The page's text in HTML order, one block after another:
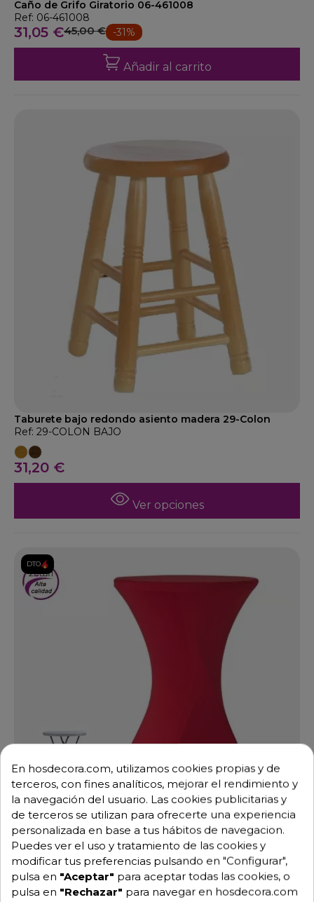
Caño de Grifo Giratorio 06-461008
Ref: 06-461008
31,05 €45,00 € -31%
Añadir al carrito
Taburete bajo redondo asiento madera 29-Colon
Ref: 29-COLON BAJO
31,20 €
Ver opciones
DTO.
Mantel de mesa coctel ajustable - Strech80
Ref: 21-COCKTAIL80 STRECH+
+3
En hosdecora.com, utilizamos cookies propias y de
terceros, con fines analíticos, mejorar el rendimiento y
la navegación del usuario. Las cookies publicitarias y
de terceros se utilizan para ofrecerte una experiencia
personalizada en base a tus hábitos de navegacion.
Puedes ver el uso y tratamiento de las cookies y
modificar tus preferencias pulsando en "Configurar",
pulsa en "Aceptar" para aceptar todas las cookies, o
pulsa en "Rechazar" para navegar en hosdecora.com